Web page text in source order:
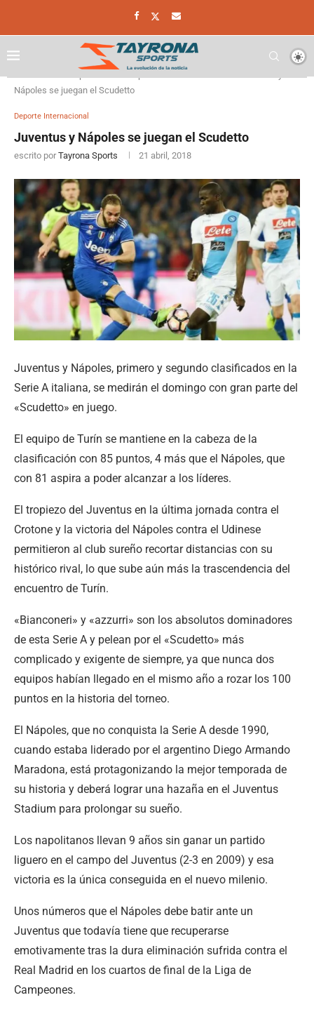
Nápoles se juegan el Scudetto
Deporte Internacional
Juventus y Nápoles se juegan el Scudetto
escrito por Tayrona Sports 21 abril, 2018
Juventus y Nápoles, primero y segundo clasificados en la
Serie A italiana, se medirán el domingo con gran parte del
«Scudetto» en juego.
El equipo de Turín se mantiene en la cabeza de la
clasificación con 85 puntos, 4 más que el Nápoles, que
con 81 aspira a poder alcanzar a los líderes.
El tropiezo del Juventus en la última jornada contra el
Crotone y la victoria del Nápoles contra el Udinese
permitieron al club sureño recortar distancias con su
histórico rival, lo que sube aún más la trascendencia del
encuentro de Turín.
«Bianconeri» y «azzurri» son los absolutos dominadores
de esta Serie A y pelean por el «Scudetto» más
complicado y exigente de siempre, ya que nunca dos
equipos habían llegado en el mismo año a rozar los 100
puntos en la historia del torneo.
El Nápoles, que no conquista la Serie A desde 1990,
cuando estaba liderado por el argentino Diego Armando
Maradona, está protagonizando la mejor temporada de
su historia y deberá lograr una hazaña en el Juventus
Stadium para prolongar su sueño.
Los napolitanos llevan 9 años sin ganar un partido
liguero en el campo del Juventus (2-3 en 2009) y esa
victoria es la única conseguida en el nuevo milenio.
Unos números que el Nápoles debe batir ante un
Juventus que todavía tiene que recuperarse
emotivamente tras la dura eliminación sufrida contra el
Real Madrid en los cuartos de final de la Liga de
Campeones.